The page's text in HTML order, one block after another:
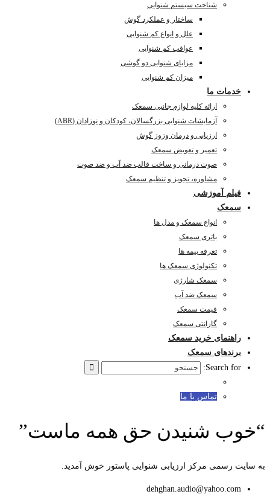
شناخت سیستم شنوایی
ساختار و عملکرد گوش
علل و انواع کم شنوایی
عواقب کم شنوایی
مزایای شنوایی دو گوشی
میزان کم شنوایی
خدمات ما
ارائه کلیه لوازم جانبی سمعک
آزمایشات شنوایی بزرگسالان، کودکان و نوزادان (ABR)
ارزیابی و درمان وزوز گوش
تعمیر و تعویض سمعک
صوت درمانی و ساخت قالب ضد آب و ضد صوت
مشاوره، تجویز و تنظیم سمعک
فیلم آموزشی
سمعک
انواع سمعک و مدل ها
باتری سمعک
تعرفه بیمه ها
تکنولوژی سمعک ها
سمعک شارژی
سمعک ضد آب
قیمت سمعک
گارانتی سمعک
راهنمای خرید سمعک
برندهای سمعک
Search for:
تماس با ما
“خوب شنیدن حق همه ماست”
به سایت رسمی مرکز ارزیابی شنوایی پاستور خوش آمدید.
dehghan.audio@yahoo.com